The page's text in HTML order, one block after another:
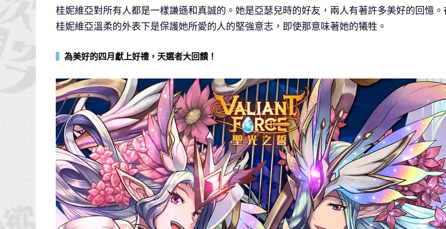
桂妮維亞對所有人都是一樣謙遜和真誠的。她是亞瑟兒時的好友，兩人有著許多美好的回憶。
桂妮維亞溫柔的外表下是保護她所愛的人的堅強意志，即使那意味著她的犧牲。
為美好的四月獻上好禮，天選者大回饋！